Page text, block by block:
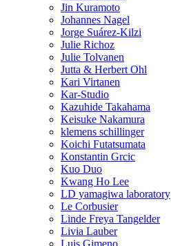
Jin Kuramoto
Johannes Nagel
Jorge Suárez-Kilzi
Julie Richoz
Julie Tolvanen
Jutta & Herbert Ohl
Kari Virtanen
Kar-Studio
Kazuhide Takahama
Keisuke Nakamura
klemens schillinger
Koichi Futatsumata
Konstantin Grcic
Kuo Duo
Kwang Ho Lee
LD yamagiwa laboratory
Le Corbusier
Linde Freya Tangelder
Livia Lauber
Luis Gimeno